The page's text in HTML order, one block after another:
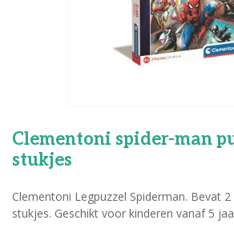
Clementoni spider-man
stukjes
Clementoni Legpuzzel Spiderman. Bevat
stukjes. Geschikt voor kinderen vanaf 5